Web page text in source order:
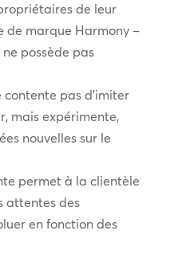
de leur
de marque Harmony –
possède pas
contente pas d’imiter
mais expérimente,
nouvelles sur le
permet à la clientèle
attentes des
en fonction des